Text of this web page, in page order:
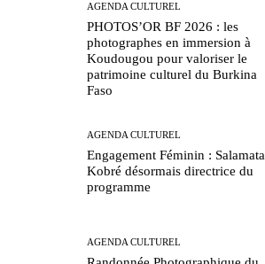
AGENDA CULTUREL
PHOTOS’OR BF 2026 : les
photographes en immersion à
Koudougou pour valoriser le
patrimoine culturel du Burkina
Faso
AGENDA CULTUREL
Engagement Féminin : Salamata
Kobré désormais directrice du
programme
AGENDA CULTUREL